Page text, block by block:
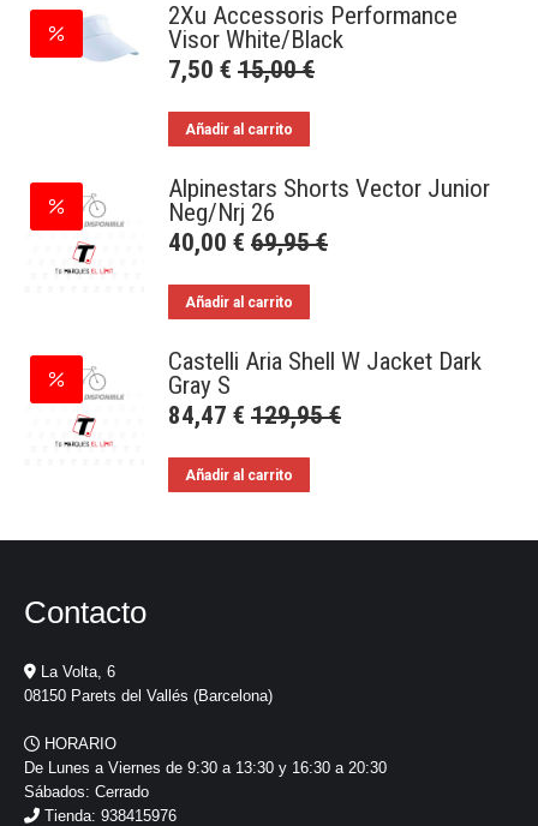
2Xu Accessoris Performance
Visor White/Black
7,50 € 15,00€
Añadir al carrito
Alpinestars Shorts Vector Junior
Neg/Nrj 26
40,00 € 69,95€
Añadir al carrito
Castelli Aria Shell W Jacket Dark
Gray S
84,47 € 129,95€
Añadir al carrito
Contacto
La Volta, 6
08150 Parets del Vallés (Barcelona)
HORARIO
De Lunes a Viernes de 9:30 a 13:30 y 16:30 a 20:30
Sábados: Cerrado
Tienda: 938415976